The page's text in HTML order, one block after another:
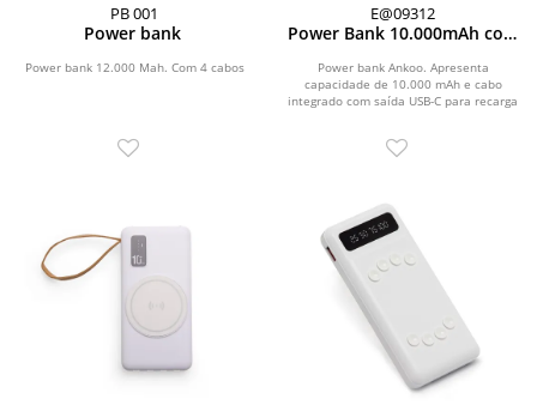
PB 001
Power bank
Power bank 12.000 Mah. Com 4 cabos
E@09312
Power Bank 10.000mAh com
Power bank Ankoo. Apresenta
capacidade de 10.000 mAh e cabo
integrado com saída USB-C para recarga